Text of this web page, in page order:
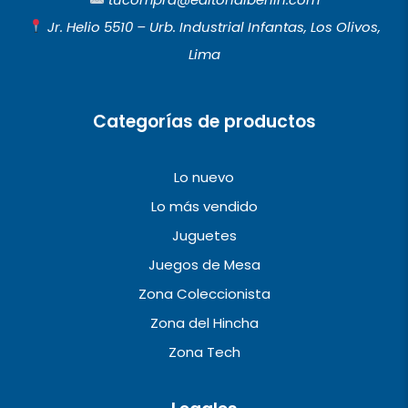
o
o
g
r
a
b
e
Jr. Helio 5510 – Urb. Industrial Infantas, Los Olivos,
Lima
Categorías de productos
Lo nuevo
Lo más vendido
Juguetes
Juegos de Mesa
Zona Coleccionista
Zona del Hincha
Zona Tech